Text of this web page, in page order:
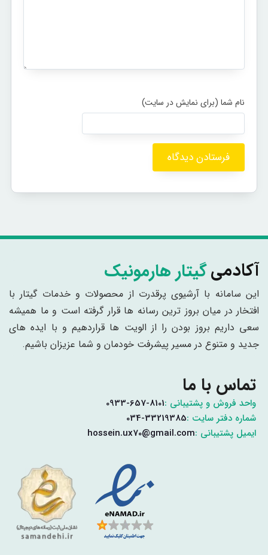
آکادمیگیتار هارمونیک
این سامانه با آرشیوی پرقدرت از محصولات و خدمات گیتار با
افتخار در میان بروز ترین رسانه ها قرار گرفته است و ما همیشه
سعی داریم بروز بودن را از الویت ها قراردهیم و با ایده های
جدید و متنوع در مسیر پیشرفت خودمان و شما عزیزان باشیم.
تماس با ما
واحد فروش و پشتیبانی :0933-657-8101
شماره دفتر سایت :034-33219385
ایمیل پشتیبانی :hossein.ux70@gmail.com